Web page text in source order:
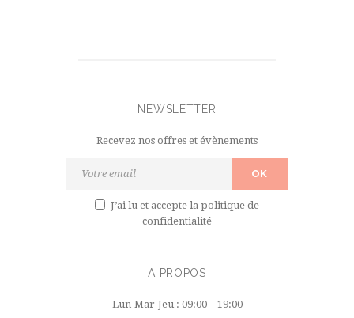
NEWSLETTER
Recevez nos offres et évènements
J’ai lu et accepte la politique de
confidentialité
A PROPOS
Lun-Mar-Jeu : 09:00 – 19:00